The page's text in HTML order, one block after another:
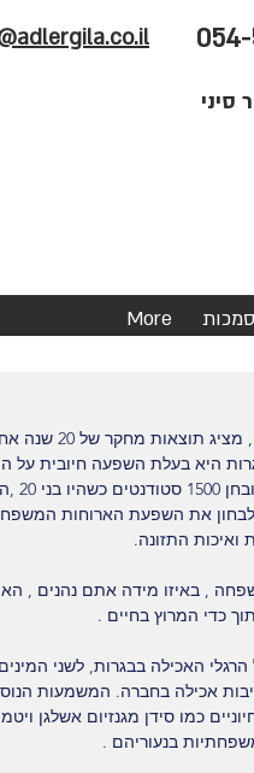
More
עתירי מלח
מהם
מדוע
היא בעלת השפעה חיובית על
בגיל המבוגר .
20 שנה שוב נשאלו כדי לבחון את השפעת הארוחות
ואיכות התזונה.
, באיזו מידה אתם נהנים ,
כדי המרוץ בחיים .
האכילה בבגרות, לשני
אכילה בחברה. המשמעות
בנעוריהם .